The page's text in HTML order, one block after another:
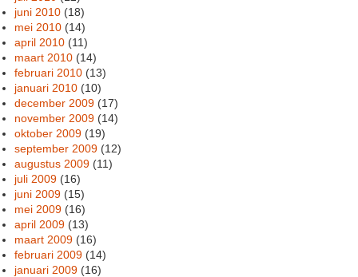
juni 2010 (18)
mei 2010 (14)
april 2010 (11)
maart 2010 (14)
februari 2010 (13)
januari 2010 (10)
december 2009 (17)
november 2009 (14)
oktober 2009 (19)
september 2009 (12)
augustus 2009 (11)
juli 2009 (16)
juni 2009 (15)
mei 2009 (16)
april 2009 (13)
maart 2009 (16)
februari 2009 (14)
januari 2009 (16)